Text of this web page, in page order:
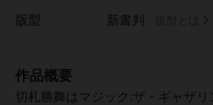
新書判
作品概要
切札勝舞はマジック:ザ・ギャザリ